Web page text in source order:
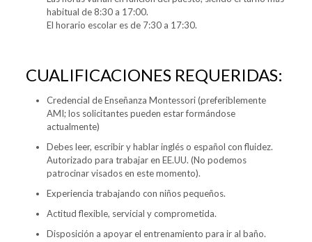
habitual de 8:30 a 17:00.
El horario escolar es de 7:30 a 17:30.
CUALIFICACIONES REQUERIDAS:
Credencial de Enseñanza Montessori (preferiblemente
AMI; los solicitantes pueden estar formándose
actualmente)
Debes leer, escribir y hablar inglés o español con fluidez.
Autorizado para trabajar en EE.UU. (No podemos
patrocinar visados en este momento).
Experiencia trabajando con niños pequeños.
Actitud flexible, servicial y comprometida.
Disposición a apoyar el entrenamiento para ir al baño.